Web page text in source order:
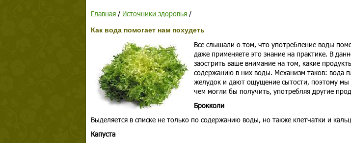
Главная/ Источники здоровья/
Как вода помогает нам похудеть
Все слышали о том, что употребление воды
даже применяете это знание на практике. В
заострить ваше внимание на том, какие
содержанию в них воды. Механизм таков: вода
желудок и дают ощущение сытости, поэтому
чем могли бы получить, употребляя другие
Брокколи
Выделяется в списке не только по содержанию воды, но также клетчатки и
Капуста